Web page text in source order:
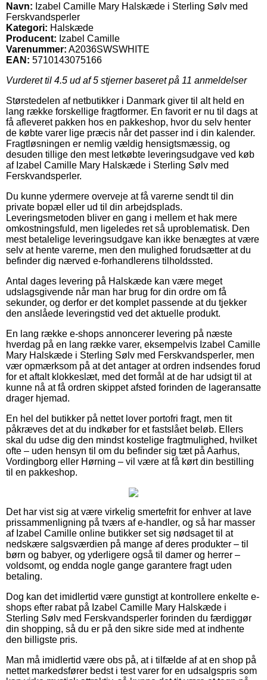
Navn: Izabel Camille Mary Halskæde i Sterling Sølv med
Ferskvandsperler
Kategori: Halskæde
Producent: Izabel Camille
Varenummer: A2036SWSWHITE
EAN: 5710143075166
Vurderet til 4.5 ud af 5 stjerner baseret på 11 anmeldelser
Størstedelen af netbutikker i Danmark giver til alt held en
lang række forskellige fragtformer. En favorit er nu til dags at
få afleveret pakken hos en pakkeshop, hvor du selv henter
de købte varer lige præcis når det passer ind i din kalender.
Fragtløsningen er nemlig vældig hensigtsmæssig, og
desuden tillige den mest letkøbte leveringsudgave ved køb
af Izabel Camille Mary Halskæde i Sterling Sølv med
Ferskvandsperler.
Du kunne ydermere overveje at få varerne sendt til din
private bopæl eller ud til din arbejdsplads.
Leveringsmetoden bliver en gang i mellem et hak mere
omkostningsfuld, men ligeledes ret så uproblematisk. Den
mest betalelige leveringsudgave kan ikke benægtes at være
selv at hente varerne, men den mulighed forudsætter at du
befinder dig nærved e-forhandlerens tilholdssted.
Antal dages levering på Halskæde kan være meget
udslagsgivende når man har brug for din ordre om få
sekunder, og derfor er det komplet passende at du tjekker
den anslåede leveringstid ved det aktuelle produkt.
En lang række e-shops annoncerer levering på næste
hverdag på en lang række varer, eksempelvis Izabel Camille
Mary Halskæde i Sterling Sølv med Ferskvandsperler, men
vær opmærksom på at det antager at ordren indsendes forud
for et aftalt klokkeslæt, med det formål at de har udsigt til at
kunne nå at få ordren skippet afsted forinden de lageransatte
drager hjemad.
En hel del butikker på nettet lover portofri fragt, men tit
påkræves det at du indkøber for et fastslået beløb. Ellers
skal du udse dig den mindst kostelige fragtmulighed, hvilket
ofte – uden hensyn til om du befinder sig tæt på Aarhus,
Vordingborg eller Hørning – vil være at få kørt din bestilling
til en pakkeshop.
Det har vist sig at være virkelig smertefrit for enhver at lave
prissammenligning på tværs af e-handler, og så har masser
af Izabel Camille online butikker set sig nødsaget til at
nedskære salgsværdien på mange af deres produkter – til
børn og babyer, og yderligere også til damer og herrer –
voldsomt, og endda nogle gange garantere fragt uden
betaling.
Dog kan det imidlertid være gunstigt at kontrollere enkelte e-
shops efter rabat på Izabel Camille Mary Halskæde i
Sterling Sølv med Ferskvandsperler forinden du færdiggør
din shopping, så du er på den sikre side med at indhente
den billigste pris.
Man må imidlertid være obs på, at i tilfælde af at en shop på
nettet markedsfører bedst i test varer for en udsalgspris som